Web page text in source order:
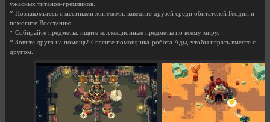
ужасных титанов-гремлинов.
* Познакомьтесь с местными жителями: заведите друзей среди обитателей Геодии и
помогите Восстанию.
* Собирайте предметы: ищите коллекционные предметы по всему миру.
* Зовите друга на помощь! Спасите помощника-робота Ады, чтобы играть вместе с
другом.